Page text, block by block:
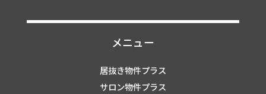
メニュー
居抜き物件プラス
サロン物件プラス